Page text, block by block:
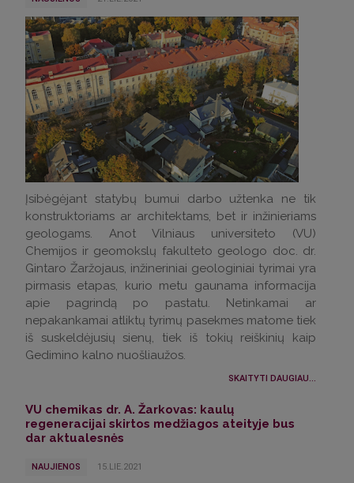
Įsibėgėjant statybų bumui darbo užtenka ne tik
konstruktoriams ar architektams, bet ir inžinieriams
geologams. Anot Vilniaus universiteto (VU)
Chemijos ir geomokslų fakulteto geologo doc. dr.
Gintaro Žaržojaus, inžineriniai geologiniai tyrimai yra
pirmasis etapas, kurio metu gaunama informacija
apie pagrindą po pastatu. Netinkamai ar
nepakankamai atliktų tyrimų pasekmes matome tiek
iš suskeldėjusių sienų, tiek iš tokių reiškinių kaip
Gedimino kalno nuošliaužos.
SKAITYTI DAUGIAU...
VU chemikas dr. A. Žarkovas: kaulų
regeneracijai skirtos medžiagos ateityje bus
dar aktualesnės
NAUJIENOS 15.LIE.2021